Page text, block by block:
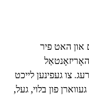
האט פיר
האָריזאָנטאַל
צו געפינען לייכט
פון בלוי, געל,